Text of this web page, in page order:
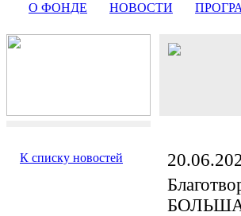
О ФОНДЕ НОВОСТИ
К списку новостей